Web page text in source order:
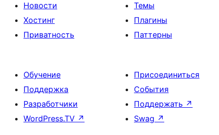
Новости
Хостинг
Приватность
Темы
Плагины
Паттерны
Обучение
Поддержка
Разработчики
WordPress.TV ↗
Присоединиться
События
Поддержать ↗
Swag ↗